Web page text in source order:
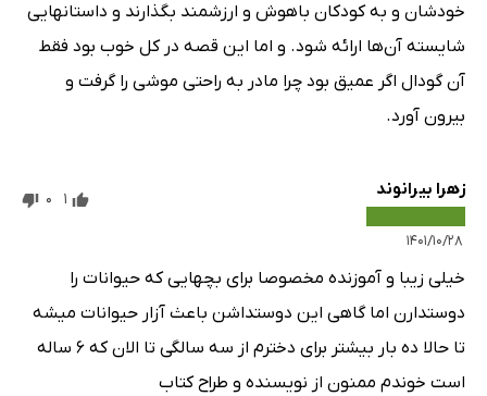
خودشان و به کودکان باهوش و ارزشمند بگذارند و داستانهایی
شایسته آن‌ها ارائه شود. و اما این قصه در کل خوب بود فقط
آن گودال اگر عمیق بود چرا مادر به راحتی موشی را گرفت و
بیرون آورد.
زهرا بیرانوند
۱۴۰۱/۱۰/۲۸
1
0
خیلی زیبا و آموزنده مخصوصا برای بچهایی که حیوانات را
دوستدارن اما گاهی این دوستداشن باعث آزار حیوانات میشه
تا حالا ده بار بیشتر برای دخترم از سه سالگی تا الان که ۶ ساله
است خوندم ممنون از نویسنده و طراح کتاب